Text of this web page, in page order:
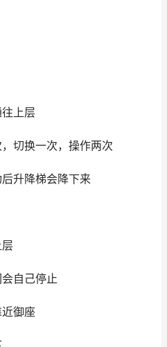
上层
切换一次，操作两次
升降梯会降下来
自己停止
御座